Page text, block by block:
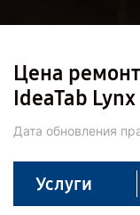
Цена
IdeaTab
Дата обновления
Услуги